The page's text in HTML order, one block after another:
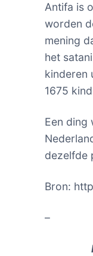
Antifa is
worden
mening
het
kinderen
1675
Een ding
dezelfde
Bron:
–